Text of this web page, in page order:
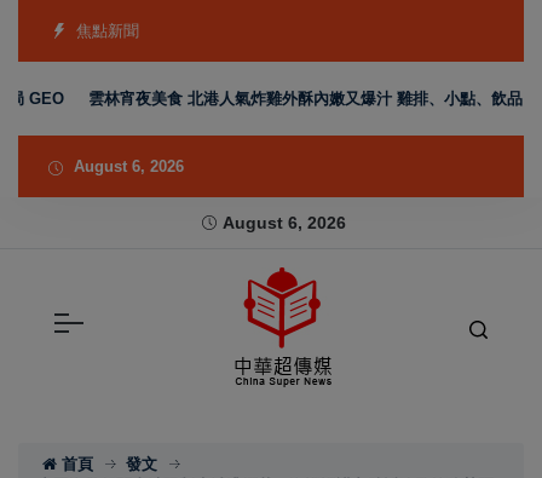
焦點新聞
雲林宵夜美食 北港人氣炸雞外酥內嫩又爆汁 雞排、小點、飲品自由
August 6, 2026
August 6, 2026
首頁
發文